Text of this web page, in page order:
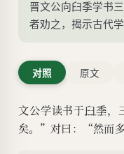
晋文公向臼季学书
者劝之，揭示古代
对照 原文
文公学读书于臼季，
矣。”对曰：“然而